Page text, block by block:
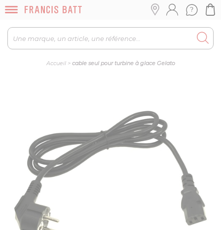
Accueil> cable seul pour turbine à glace Gelato